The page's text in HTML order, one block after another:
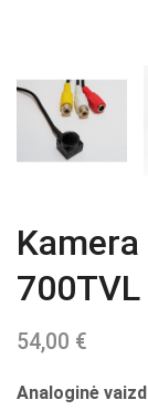
700TVL
54,00 €
Analoginė